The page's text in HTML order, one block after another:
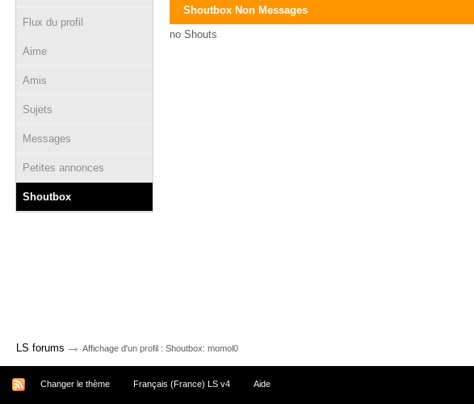
Flux du profil
Aime
Amis
Sujets
Messages
Petites annonces
Shoutbox
Shoutbox Non Messages
no Shouts
LS forums → Affichage d'un profil : Shoutbox: momol0
Changer le thème Français (France) LS v4 Aide